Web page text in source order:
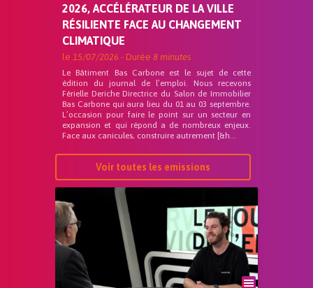
2026, ACCÉLÉRATEUR DE LA VILLE
RÉSILIENTE FACE AU CHANGEMENT
CLIMATIQUE
le 15/07/2026 - Durée 8 minutes
Le Bâtiment Bas Carbone est le sujet de cette
édition du journal de l’emploi. Nous recevons
Férielle Deriche Directrice du Salon de Immobilier
Bas Carbone qui aura lieu du 01 au 03 septembre.
L’occasion pour faire le point sur un secteur en
expansion et qui répond a de nombreux enjeux.
Face aux canicules, construire autrement [&h...
Voir toutes les emissions